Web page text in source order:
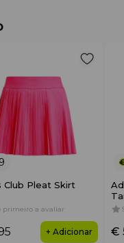
Club Pleat Skirt
primeiro a avaliar
+ Adicionar €